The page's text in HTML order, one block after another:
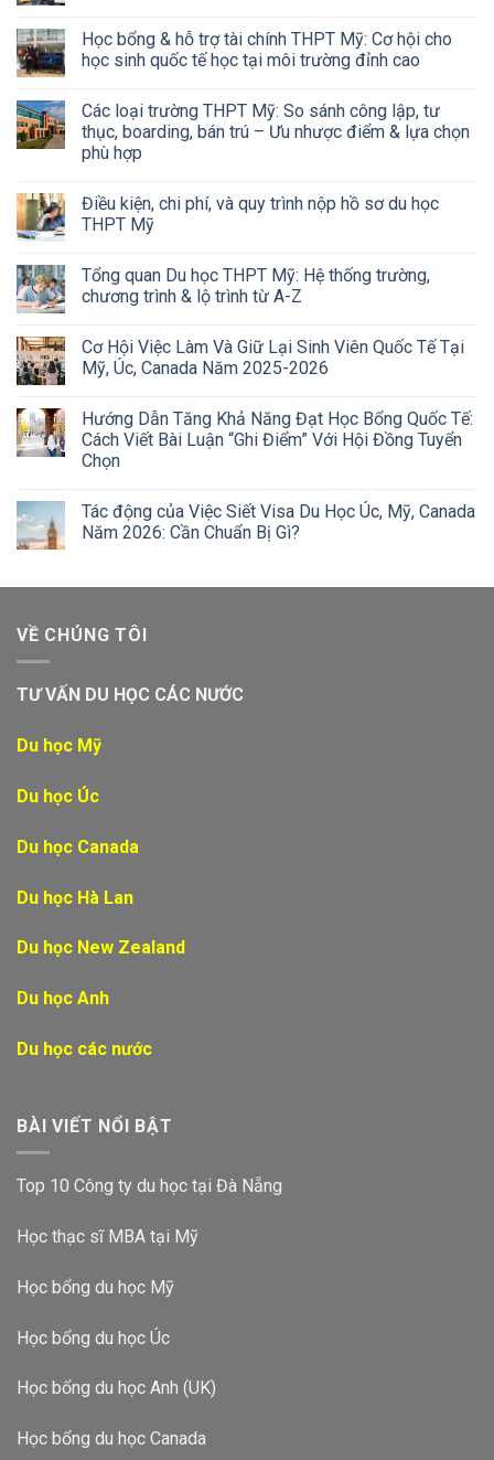
Học bổng & hỗ trợ tài chính THPT Mỹ: Cơ hội cho
học sinh quốc tế học tại môi trường đỉnh cao
Các loại trường THPT Mỹ: So sánh công lập, tư
thục, boarding, bán trú – Ưu nhược điểm & lựa chọn
phù hợp
Điều kiện, chi phí, và quy trình nộp hồ sơ du học
THPT Mỹ
Tổng quan Du học THPT Mỹ: Hệ thống trường,
chương trình & lộ trình từ A-Z
Cơ Hội Việc Làm Và Giữ Lại Sinh Viên Quốc Tế Tại
Mỹ, Úc, Canada Năm 2025-2026
Hướng Dẫn Tăng Khả Năng Đạt Học Bổng Quốc Tế:
Cách Viết Bài Luận “Ghi Điểm” Với Hội Đồng Tuyển
Chọn
Tác động của Việc Siết Visa Du Học Úc, Mỹ, Canada
Năm 2026: Cần Chuẩn Bị Gì?
VỀ CHÚNG TÔI
TƯ VẤN DU HỌC CÁC NƯỚC
Du học Mỹ
Du học Úc
Du học Canada
Du học Hà Lan
Du học New Zealand
Du học Anh
Du học các nước
BÀI VIẾT NỔI BẬT
Top 10 Công ty du học tại Đà Nẵng
Học thạc sĩ MBA tại Mỹ
Học bổng du học Mỹ
Học bổng du học Úc
Học bổng du học Anh (UK)
Học bổng du học Canada